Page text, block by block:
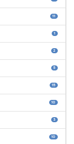
11
1
2
5
15
10
3
10